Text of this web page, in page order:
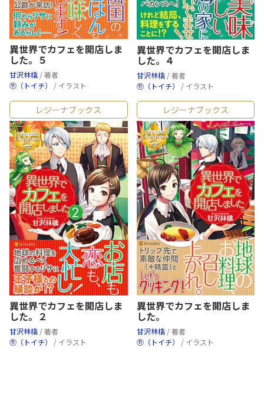
異世界でカフェを開店しま
した。５
甘沢林檎 / 著者
⑪（トイチ） / イラスト
異世界でカフェを開店しま
した。４
甘沢林檎 / 著者
⑪（トイチ） / イラスト
レジーナブックス
異世界でカフェを開店しま
した。２
甘沢林檎 / 著者
⑪（トイチ） / イラスト
レジーナブックス
異世界でカフェを開店しま
した。
甘沢林檎 / 著者
⑪（トイチ） / イラスト